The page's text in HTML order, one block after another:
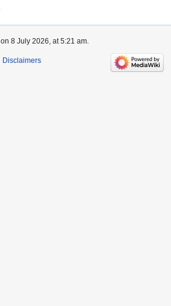
8 July 2026, at 5:21 am.
Disclaimers